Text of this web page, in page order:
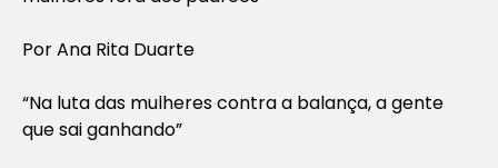
Por Ana Rita Duarte
“Na luta das mulheres contra a balança, a gente
que sai ganhando”